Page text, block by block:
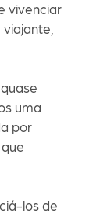
vivenciar
uma
por
los de